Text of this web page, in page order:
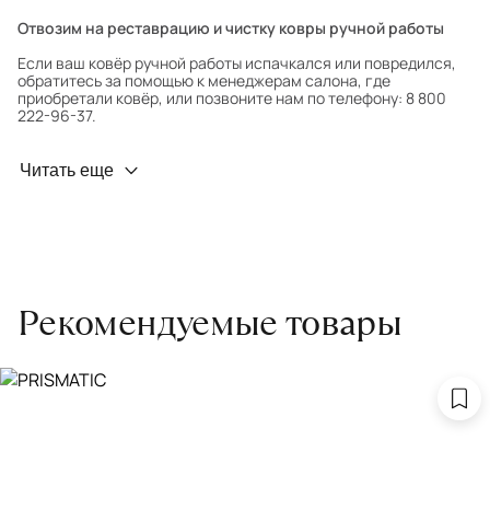
Отвозим на реставрацию и чистку ковры ручной работы
Если ваш ковёр ручной работы испачкался или повредился,
обратитесь за помощью к менеджерам салона, где
приобретали ковёр, или позвоните нам по телефону: 8 800
222-96-37.
Профилактика износа
заборе ковра экспертом либо привозите его в салон.
Читать еще
Рекомендуемые товары